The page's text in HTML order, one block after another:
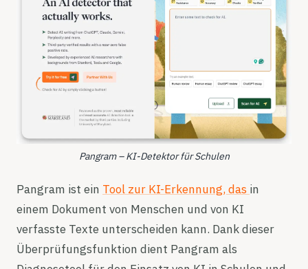
Pangram – KI-Detektor für Schulen
Pangram ist ein Tool zur KI-Erkennung, das in
einem Dokument von Menschen und von KI
verfasste Texte unterscheiden kann. Dank dieser
Überprüfungsfunktion dient Pangram als